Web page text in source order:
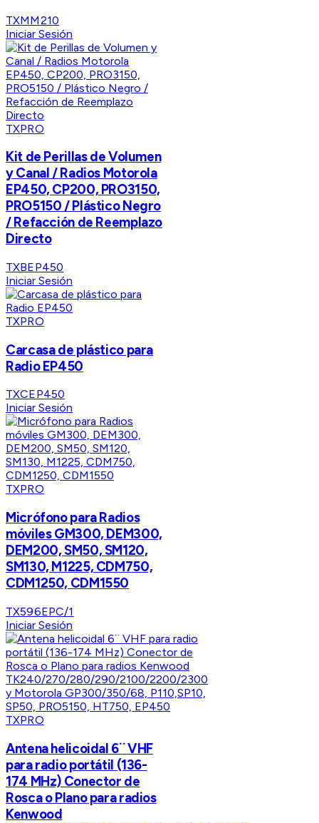
TXMM210
Iniciar Sesión
TXPRO
Kit de Perillas de Volumen
y Canal / Radios Motorola
EP450, CP200, PRO3150,
PRO5150 / Plástico Negro
/ Refacción de Reemplazo
Directo
TXBEP450
Iniciar Sesión
TXPRO
Carcasa de plástico para
Radio EP450
TXCEP450
Iniciar Sesión
TXPRO
Micrófono para Radios
móviles GM300, DEM300,
DEM200, SM50, SM120,
SM130, M1225, CDM750,
CDM1250, CDM1550
TX596EPC/1
Iniciar Sesión
TXPRO
Antena helicoidal 6¨ VHF
para radio portátil (136-
174 MHz) Conector de
Rosca o Plano para radios
Kenwood